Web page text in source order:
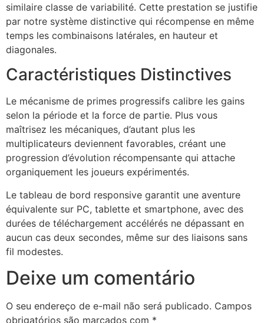
similaire classe de variabilité. Cette prestation se justifie
par notre système distinctive qui récompense en même
temps les combinaisons latérales, en hauteur et
diagonales.
Caractéristiques Distinctives
Le mécanisme de primes progressifs calibre les gains
selon la période et la force de partie. Plus vous
maîtrisez les mécaniques, d’autant plus les
multiplicateurs deviennent favorables, créant une
progression d’évolution récompensante qui attache
organiquement les joueurs expérimentés.
Le tableau de bord responsive garantit une aventure
équivalente sur PC, tablette et smartphone, avec des
durées de téléchargement accélérés ne dépassant en
aucun cas deux secondes, même sur des liaisons sans
fil modestes.
Deixe um comentário
O seu endereço de e-mail não será publicado. Campos
obrigatórios são marcados com *